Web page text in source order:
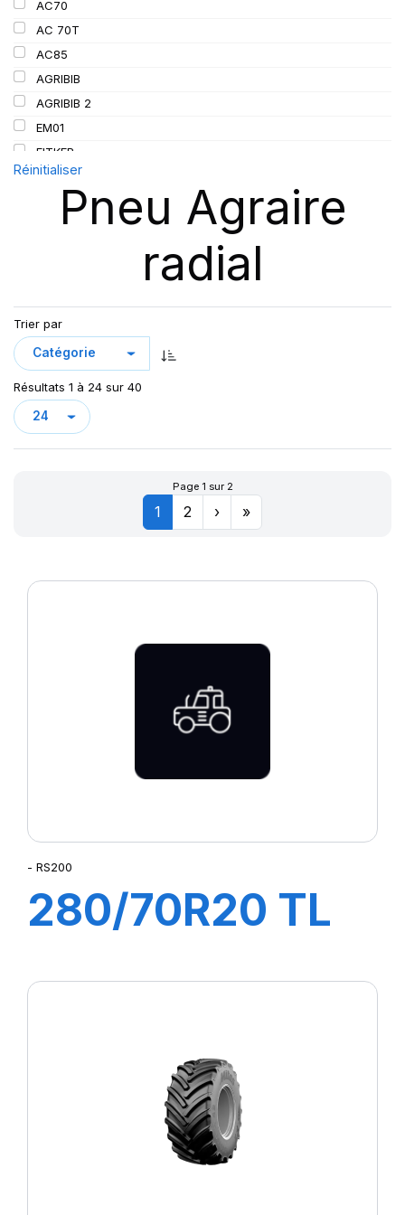
152/155
155
156
157
162/162
167
172
AC70
AC 70T
AC85
AGRIBIB
AGRIBIB 2
EM01
FITKER
OMNIBIB
RD-02 TL
SFT
SUP 8L
TL AC85
TRAKER
Réinitialiser
Pneu Agraire
radial
Trier par
Résultats 1 à 24 sur 40
Page 1 sur 2
1 2 › »
- RS200
280/70R20 TL